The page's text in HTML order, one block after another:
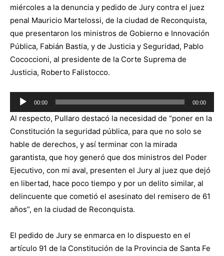
miércoles a la denuncia y pedido de Jury contra el juez
penal Mauricio Martelossi, de la ciudad de Reconquista,
que presentaron los ministros de Gobierno e Innovación
Pública, Fabián Bastia, y de Justicia y Seguridad, Pablo
Cococcioni, al presidente de la Corte Suprema de
Justicia, Roberto Falistocco.
Reproductor
de
audio
00:00 00:00
Al respecto, Pullaro destacó la necesidad de “poner en la
Constitución la seguridad pública, para que no solo se
hable de derechos, y así terminar con la mirada
garantista, que hoy generó que dos ministros del Poder
Ejecutivo, con mi aval, presenten el Jury al juez que dejó
en libertad, hace poco tiempo y por un delito similar, al
delincuente que cometió el asesinato del remisero de 61
años”, en la ciudad de Reconquista.
El pedido de Jury se enmarca en lo dispuesto en el
artículo 91 de la Constitución de la Provincia de Santa Fe